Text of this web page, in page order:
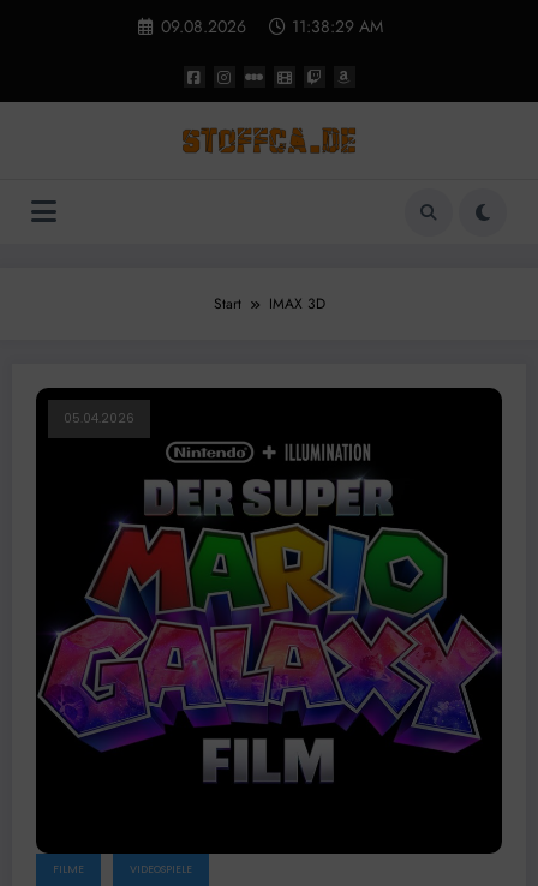
09.08.2026 11:38:29 AM
Start IMAX 3D
05.04.2026
FILME VIDEOSPIELE